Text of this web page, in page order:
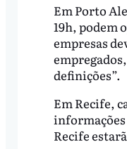
Em Porto
19h, podem
empresas
definições”.
Em Recife,
informações
Recife